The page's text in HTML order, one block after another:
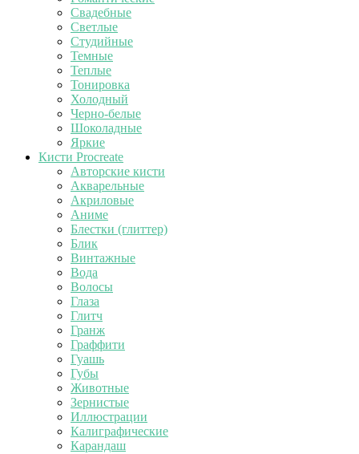
Свадебные
Светлые
Студийные
Темные
Теплые
Тонировка
Холодный
Черно-белые
Шоколадные
Яркие
Кисти Procreate
Авторские кисти
Акварельные
Акриловые
Аниме
Блестки (глиттер)
Блик
Винтажные
Вода
Волосы
Глаза
Глитч
Гранж
Граффити
Гуашь
Губы
Животные
Зернистые
Иллюстрации
Калиграфические
Карандаш